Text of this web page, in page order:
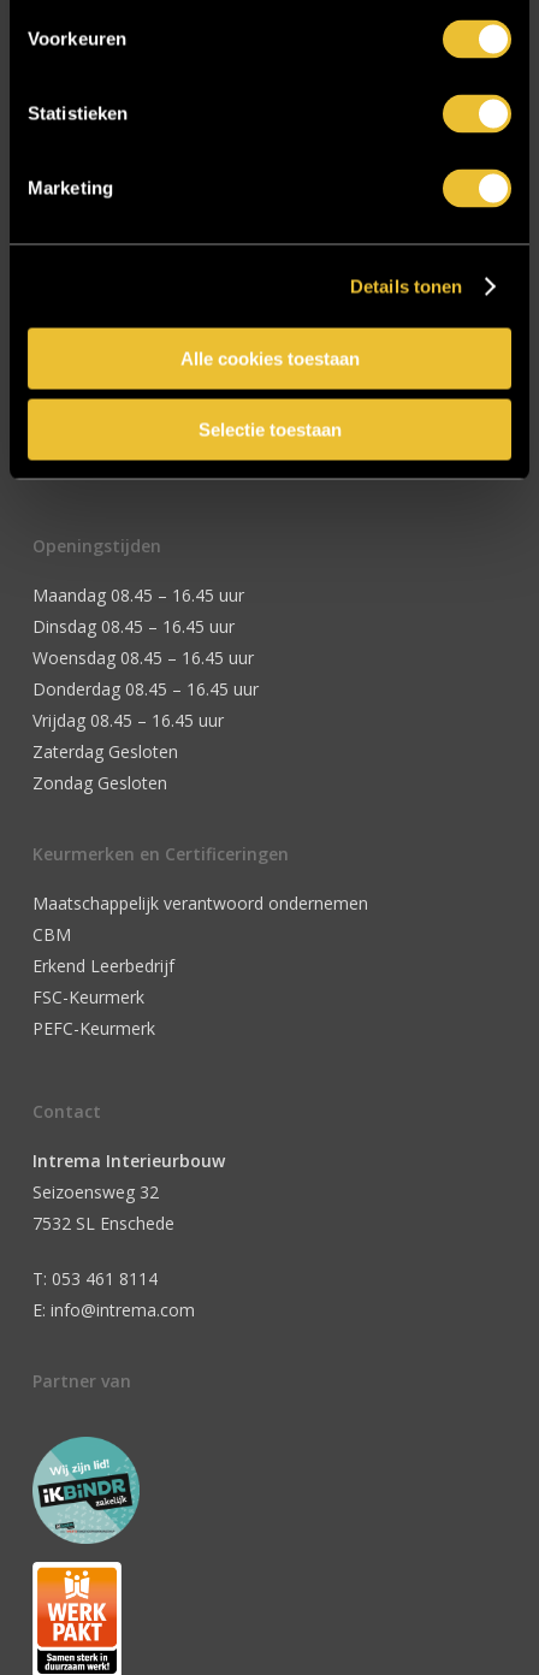
Voorkeuren
Statistieken
Marketing
Details tonen
Alle cookies toestaan
Selectie toestaan
Openingstijden
Maandag 08.45 – 16.45 uur
Dinsdag 08.45 – 16.45 uur
Woensdag 08.45 – 16.45 uur
Donderdag 08.45 – 16.45 uur
Vrijdag 08.45 – 16.45 uur
Zaterdag Gesloten
Zondag Gesloten
Keurmerken en Certificeringen
Maatschappelijk verantwoord ondernemen
CBM
Erkend Leerbedrijf
FSC-Keurmerk
PEFC-Keurmerk
Contact
Intrema Interieurbouw
Seizoensweg 32
7532 SL Enschede
T: 053 461 8114
E: info@intrema.com
Partner van